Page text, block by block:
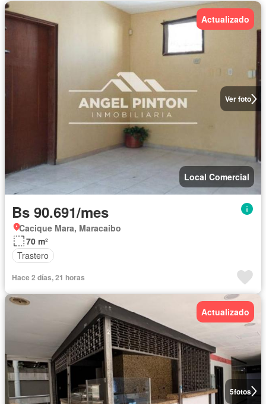
Ver foto
Actualizado
Local Comercial
Bs 90.691/mes
Cacique Mara, Maracaibo
70 m²
Trastero
Hace 2 días, 21 horas
5fotos
Actualizado